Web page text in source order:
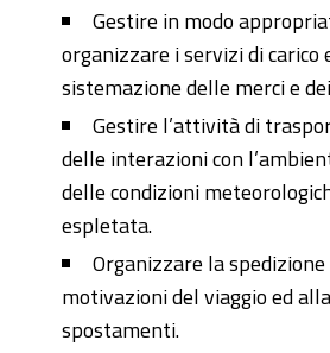
Gestire in modo
organizzare i servizi di carico
sistemazione delle merci e
Gestire l’attività di
delle interazioni con
delle condizioni
espletata.
Organizzare la
motivazioni del viaggio ed
spostamenti.